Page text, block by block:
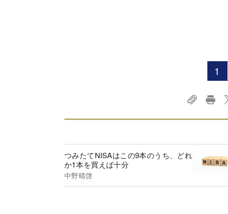
1
つみたてNISAはこの9本のうち、どれ
か1本を買えば十分
中野晴啓